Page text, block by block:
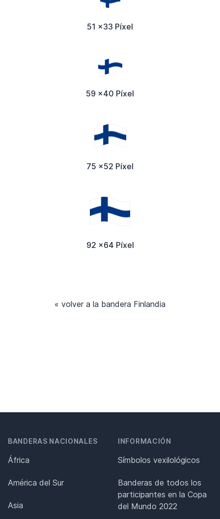
51 x33 Píxel
59 x40 Píxel
75 x52 Píxel
92 x64 Píxel
« volver a la bandera Finlandia
BANDERAS NACIONALES
África
América del Sur
Asia
INFORMACIÓN
Símbolos vexilológicos
Banderas de todos los
participantes en la Copa
del Mundo 2022